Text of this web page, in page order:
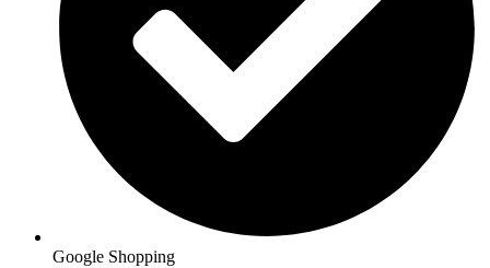
Google Shopping